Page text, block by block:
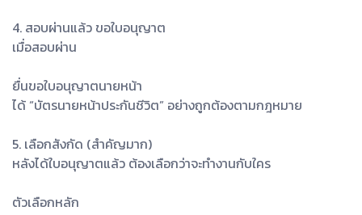
4. สอบผ่านแล้ว ขอใบอนุญาต
เมื่อสอบผ่าน
ยื่นขอใบอนุญาตนายหน้า
ได้ “บัตรนายหน้าประกันชีวิต” อย่างถูกต้องตามกฎหมาย
5. เลือกสังกัด (สำคัญมาก)
หลังได้ใบอนุญาตแล้ว ต้องเลือกว่าจะทำงานกับใคร
ตัวเลือกหลัก